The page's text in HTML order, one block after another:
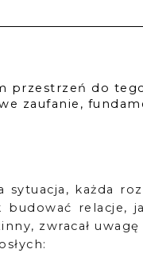
przestrzeń do
zaufanie,
sytuacja, każda
relacje,
zwracał uwagę